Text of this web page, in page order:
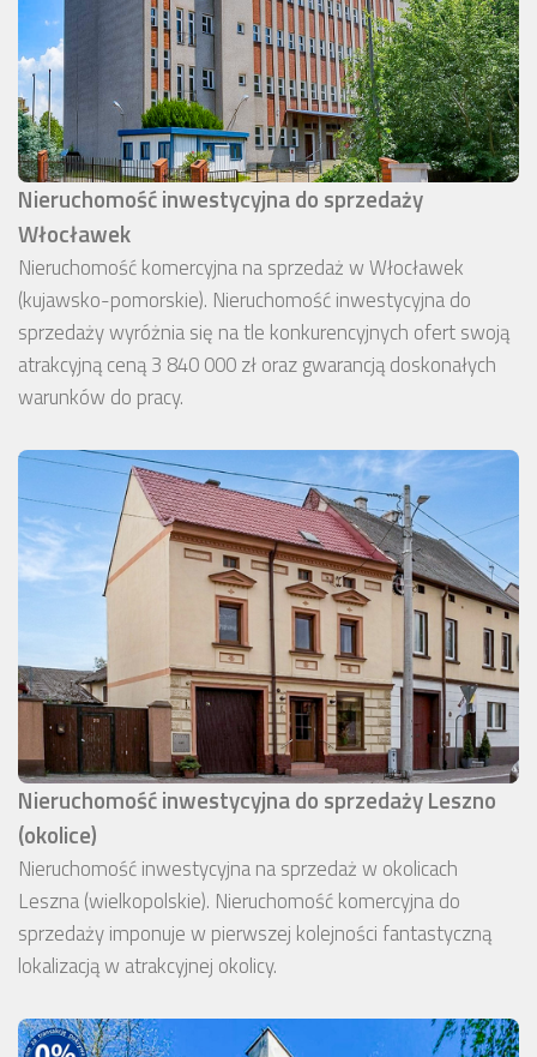
Nieruchomość inwestycyjna do sprzedaży
Włocławek
Nieruchomość komercyjna na sprzedaż w Włocławek
(kujawsko-pomorskie). Nieruchomość inwestycyjna do
sprzedaży wyróżnia się na tle konkurencyjnych ofert swoją
atrakcyjną ceną 3 840 000 zł oraz gwarancją doskonałych
warunków do pracy.
Nieruchomość inwestycyjna do sprzedaży Leszno
(okolice)
Nieruchomość inwestycyjna na sprzedaż w okolicach
Leszna (wielkopolskie). Nieruchomość komercyjna do
sprzedaży imponuje w pierwszej kolejności fantastyczną
lokalizacją w atrakcyjnej okolicy.